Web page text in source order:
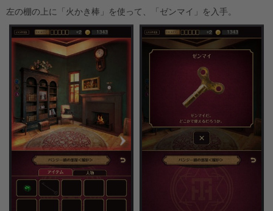
左の棚の上に「火かき棒」を使って、「ゼンマイ」を入手。